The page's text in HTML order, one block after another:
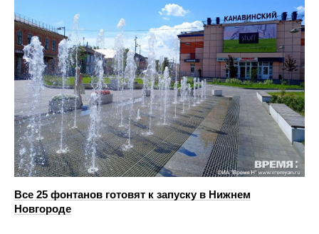
Все 25 фонтанов готовят к запуску в Нижнем
Новгороде